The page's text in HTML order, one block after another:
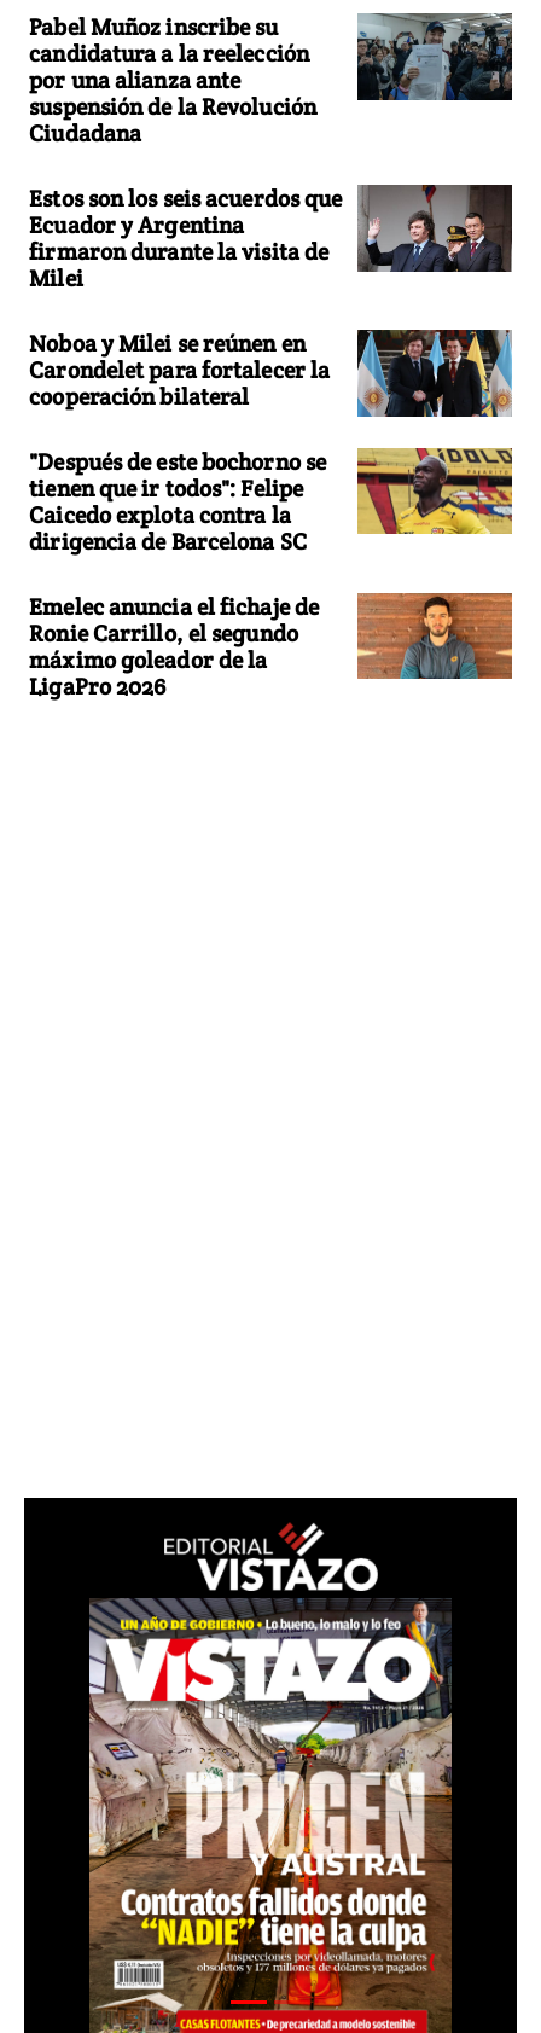
Pabel Muñoz inscribe su
candidatura a la reelección
por una alianza ante
suspensión de la Revolución
Ciudadana
Estos son los seis acuerdos que
Ecuador y Argentina
firmaron durante la visita de
Milei
Noboa y Milei se reúnen en
Carondelet para fortalecer la
cooperación bilateral
"Después de este bochorno se
tienen que ir todos": Felipe
Caicedo explota contra la
dirigencia de Barcelona SC
Emelec anuncia el fichaje de
Ronie Carrillo, el segundo
máximo goleador de la
LigaPro 2026